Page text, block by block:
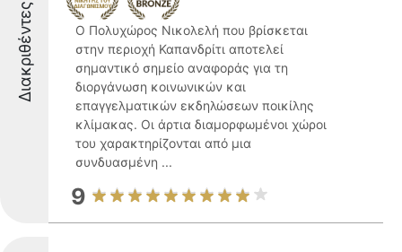
Διακριθέντες
Ο Πολυχώρος Νικολελή που βρίσκεται
στην περιοχή Καπανδρίτι αποτελεί
σημαντικό σημείο αναφοράς για τη
διοργάνωση κοινωνικών και
επαγγελματικών εκδηλώσεων ποικίλης
κλίμακας. Οι άρτια διαμορφωμένοι χώροι
του χαρακτηρίζονται από μια
συνδυασμένη ...
9